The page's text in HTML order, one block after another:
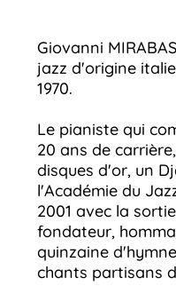
Giovanni
jazz d'origine
1970.
Le pianiste qui
20 ans de
disques d'or, un
l'Académie du
2001 avec la
fondateur,
quinzaine
chants partisans